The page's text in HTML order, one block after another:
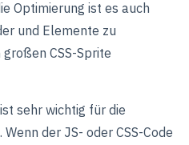
Optimierung ist es auch
und Elemente zu
CSS-Sprite
sehr wichtig für die
der JS- oder CSS-Code